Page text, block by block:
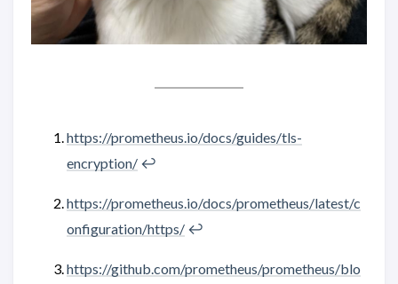
https://prometheus.io/docs/guides/tls-
encryption/ ↩︎
https://prometheus.io/docs/prometheus/latest/c
onfiguration/https/ ↩︎
https://github.com/prometheus/prometheus/blo